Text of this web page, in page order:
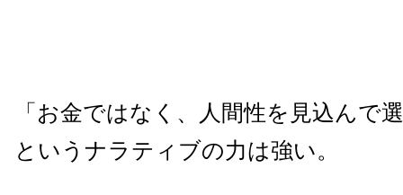
「お金ではなく、人間性を見込んで
というナラティブの力は強い。